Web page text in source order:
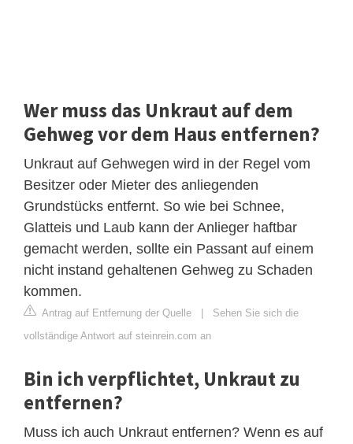
Wer muss das Unkraut auf dem
Gehweg vor dem Haus entfernen?
Unkraut auf Gehwegen wird in der Regel vom
Besitzer oder Mieter des anliegenden
Grundstücks entfernt. So wie bei Schnee,
Glatteis und Laub kann der Anlieger haftbar
gemacht werden, sollte ein Passant auf einem
nicht instand gehaltenen Gehweg zu Schaden
kommen.
Antrag auf Entfernung der Quelle | Sehen Sie sich die
vollständige Antwort auf steinrein.com an
Bin ich verpflichtet, Unkraut zu
entfernen?
Muss ich auch Unkraut entfernen? Wenn es auf